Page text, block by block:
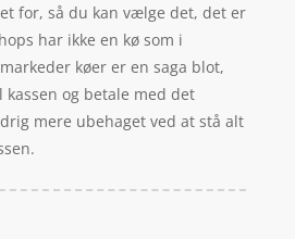
for, så du kan vælge det, det er
har ikke en kø som i
køer er en saga blot,
og betale med det
mere ubehaget ved at stå alt